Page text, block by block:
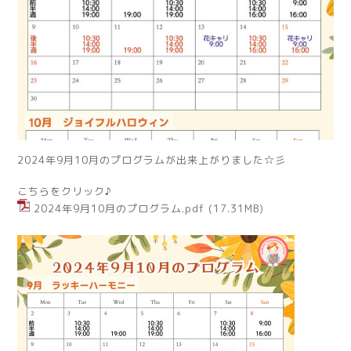
2024年9月10月のプログラムが出来上がりました☆彡
こちらをクリック♪
2024年9月10月のプログラム.pdf (17.31MB)